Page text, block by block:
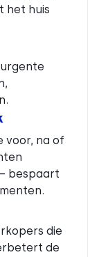
het huis
voor, na of
bespaart
die
de